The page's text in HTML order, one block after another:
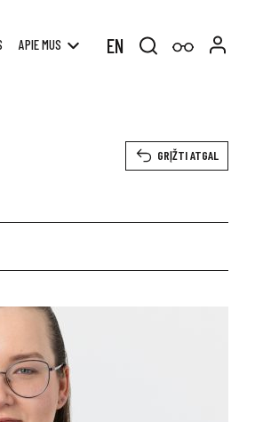
APIE MUS EN
GRĮŽTI ATGAL